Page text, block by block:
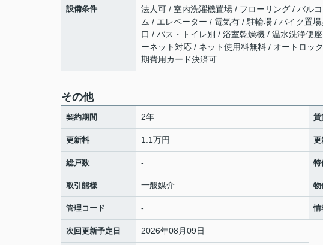
設備条件
法人可 / 室内洗濯機置場 / フローリング / バル
ム / エレベーター / 電気有 / 駐輪場 / バイク置
口 / バス・トイレ別 / 浴室乾燥機 / 温水洗浄便
ーネット対応 / ネット使用料無料 / オートロッ
期費用カード決済可
その他
契約期間 2年 賃
更新料 1.1万円 更
総戸数 - 特
取引態様 一般媒介 物
管理コード - 情
次回更新予定日 2026年08月09日